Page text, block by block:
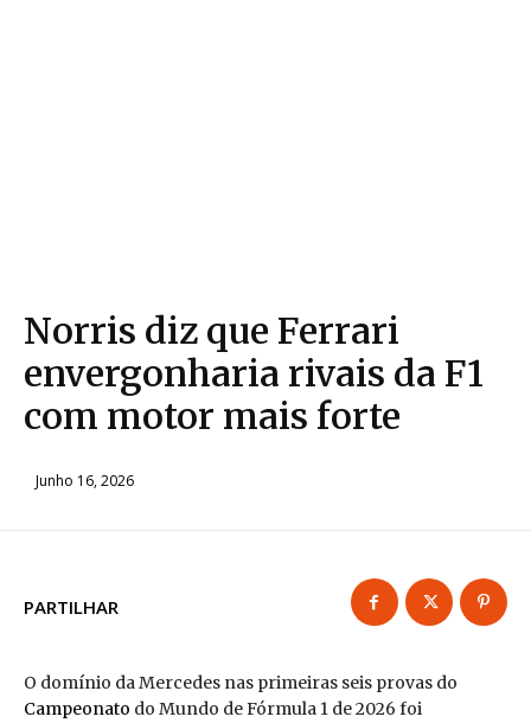
Norris diz que Ferrari
envergonharia rivais da F1
com motor mais forte
Junho 16, 2026
PARTILHAR
O domínio da Mercedes nas primeiras seis provas do
Campeonato do Mundo de Fórmula 1 de 2026 foi